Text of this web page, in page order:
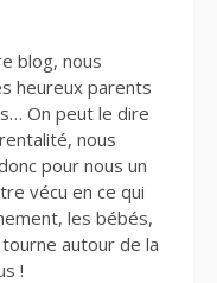
blog, nous
heureux parents
On peut le dire
nous
pour nous un
vécu en ce qui
les bébés,
autour de la
!